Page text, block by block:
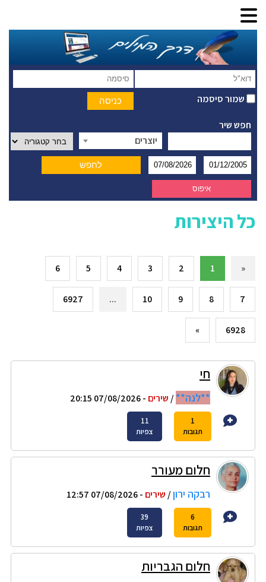
שמור סיסמה
חפש שיר
יוצרים
כל היצירות
«
1
2
3
4
5
6
7
8
9
10
...
6927
6928
»
חי
**לנה**/ שירים - 07/08/2026 20:15
1
תגובות
11
צפיות
חלום מעורר
רבקה ירון/ שירים - 07/08/2026 12:57
6
תגובות
39
צפיות
חלום הגבריות